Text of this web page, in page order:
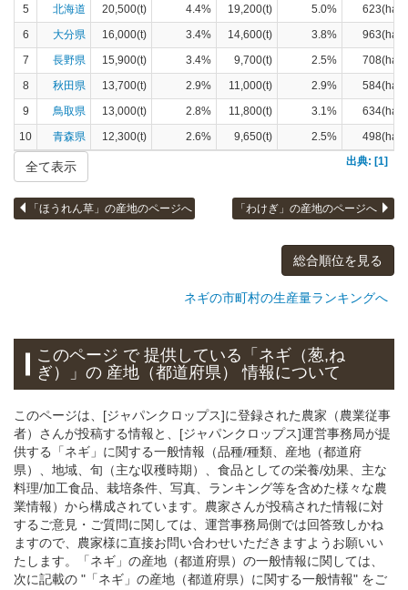
5
北海道 20,500(t) 4.4% 19,200(t) 5.0%
623(ha)
6
大分県 16,000(t) 3.4% 14,600(t) 3.8%
963(ha)
7
長野県 15,900(t) 3.4% 9,700(t) 2.5%
708(ha)
8
秋田県 13,700(t) 2.9% 11,000(t) 2.9%
584(ha)
9
鳥取県 13,000(t) 2.8% 11,800(t) 3.1%
634(ha)
10
青森県 12,300(t) 2.6% 9,650(t) 2.5%
498(ha)
出典: [1]
全て表示
「ほうれん草」の産地のページへ 「わけぎ」の産地のページへ
総合順位を見る
ネギの市町村の生産量ランキングへ
このページ で 提供している「ネギ（葱,ね
ぎ）」の 産地（都道府県） 情報について
このページは、[ジャパンクロップス]に登録された農家（農業従事
者）さんが投稿する情報と、[ジャパンクロップス]運営事務局が提
供する「ネギ」に関する一般情報（品種/種類、産地（都道府
県）、地域、旬（主な収穫時期）、食品としての栄養/効果、主な
料理/加工食品、栽培条件、写真、ランキング等を含めた様々な農
業情報）から構成されています。農家さんが投稿された情報に対
するご意見・ご質問に関しては、運営事務局側では回答致しかね
ますので、農家様に直接お問い合わせいただきますようお願いい
たします。「ネギ」の産地（都道府県）の一般情報に関しては、
次に記載の "「ネギ」の産地（都道府県）に関する一般情報" をご